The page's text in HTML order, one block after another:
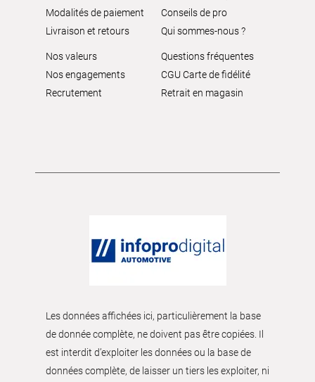
Modalités de paiement
Livraison et retours
Conseils de pro
Qui sommes-nous ?
Nos valeurs
Nos engagements
Recrutement
Questions fréquentes
CGU Carte de fidélité
Retrait en magasin
Les données affichées ici, particulièrement la base
de donnée complète, ne doivent pas être copiées. Il
est interdit d’exploiter les données ou la base de
données complète, de laisser un tiers les exploiter, ni